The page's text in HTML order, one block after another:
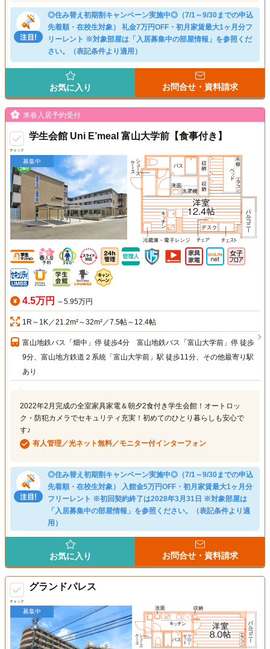
◎住み替え初期割キャンペーン実施中◎（7/1～9/30までの申込
先着順・在校生対象） 礼金7万円OFF・初月家賃最大1ヶ月分フ
リーレント ※対象部屋は「入居募集中の部屋情報」を参照くだ
さい。（表記条件より適用）
お気に入り お問合せ・資料請求
チェック
来春入居予約受付
学生会館 Uni E’meal 富山大学前【食事付き】
募集中
4.5万円 ～5.95万円
1R～1K／21.2m²～32m²／7.5帖～12.4帖
富山地鉄バス「畑中」停 徒歩4分 富山地鉄バス「富山大学前」停 徒歩
9分、富山地方鉄道２系統「富山大学前」駅 徒歩11分、その他最寄り駅
あり
2022年2月完成の全室家具家電＆朝夕2食付き学生会館！オートロッ
ク・防犯カメラでセキュリティ充実！初めてのひとり暮らしも安心で
す♪
有人管理／光ネット無料／モニター付インターフォン
◎住み替え初期割キャンペーン実施中◎（7/1～9/30までの申込
先着順・在校生対象） 入館金5万円OFF・初月家賃最大1ヶ月分
フリーレント ※初回契約終了は2028年3月31日 ※対象部屋は
「入居募集中の部屋情報」を参照ください。（表記条件より適
用）
お気に入り お問合せ・資料請求
チェック
グランドパレス
募集中